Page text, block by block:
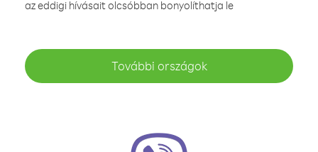
az eddigi hívásait olcsóbban bonyolíthatja le
További országok